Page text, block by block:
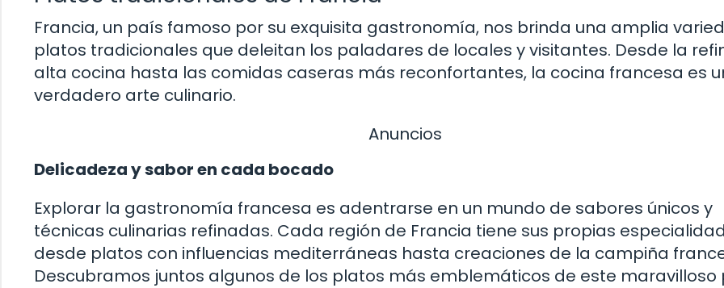
Francia, un país famoso por su exquisita gastronomía, nos brinda una amplia
platos tradicionales que deleitan los paladares de locales y visitantes. Desde la
alta cocina hasta las comidas caseras más reconfortantes, la cocina francesa es
verdadero arte culinario.
Anuncios
Delicadeza y sabor en cada bocado
Explorar la gastronomía francesa es adentrarse en un mundo de sabores únicos y
técnicas culinarias refinadas. Cada región de Francia tiene sus propias
desde platos con influencias mediterráneas hasta creaciones de la campiña
Descubramos juntos algunos de los platos más emblemáticos de este maravilloso